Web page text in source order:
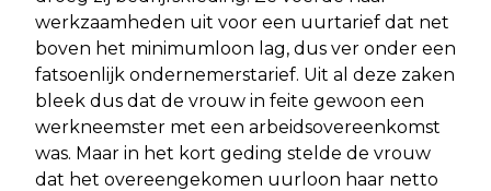
werkzaamheden uit voor een uurtarief dat net
boven het minimumloon lag, dus ver onder een
fatsoenlijk ondernemerstarief. Uit al deze zaken
bleek dus dat de vrouw in feite gewoon een
werkneemster met een arbeidsovereenkomst
was. Maar in het kort geding stelde de vrouw
dat het overeengekomen uurloon haar netto